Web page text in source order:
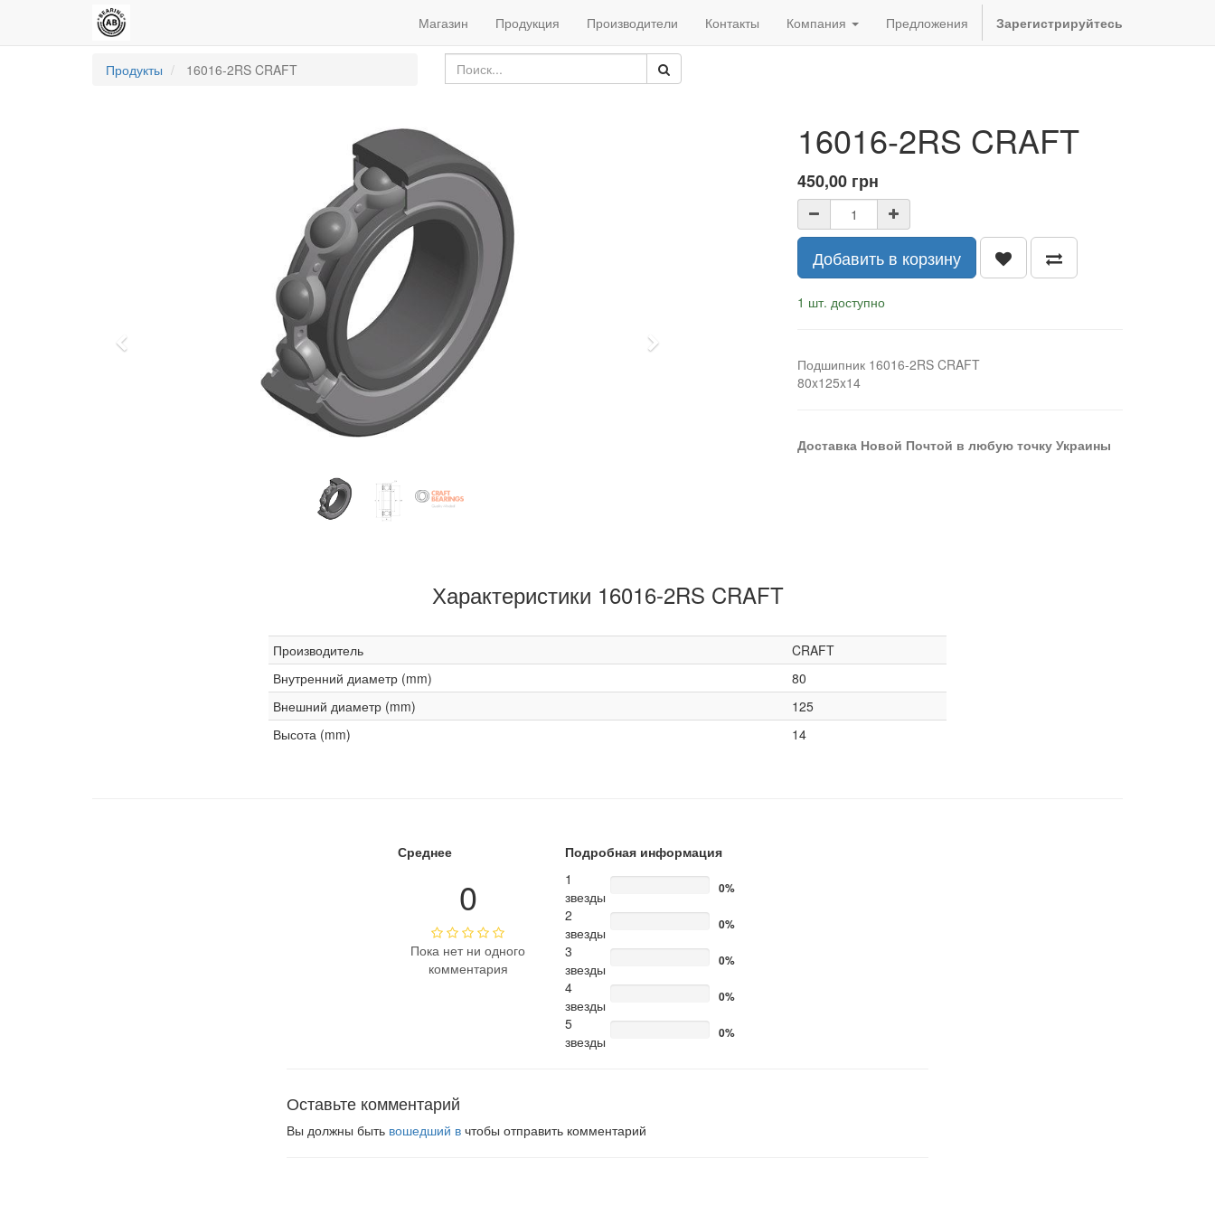
Магазин Продукция Производители Контакты Компания Предложения Зарегистрируйтесь
Продукты 16016-2RS CRAFT
Next
16016-2RS CRAFT
450,00 грн
Добавить в корзину
1 шт. доступно
Подшипник 16016-2RS CRAFT
80x125x14
Доставка Новой Почтой в любую точку Украины
Характеристики 16016-2RS CRAFT
Производитель
CRAFT
Внутренний диаметр (mm)
80
Внешний диаметр (mm)
125
Высота (mm)
14
Среднее
0
Пока нет ни одного
комментария
Подробная информация
1
звезды
0%
2
звезды
0%
3
звезды
0%
4
звезды
0%
5
звезды
0%
Оставьте комментарий
Вы должны быть вошедший в чтобы отправить комментарий